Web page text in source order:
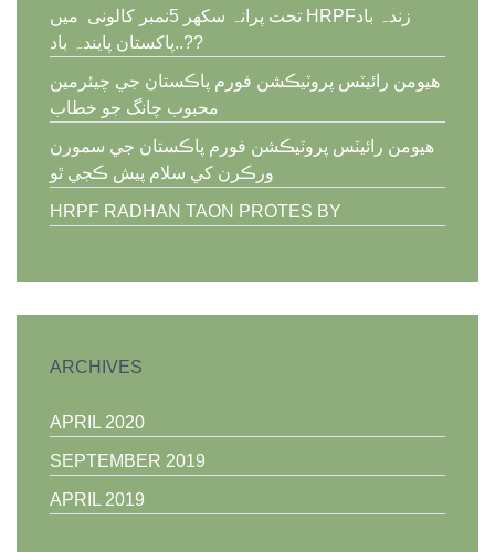
تحت پرانہ سکھر 5نمبر کالونی میں HRPFزندہ باد
..پاکستان پایندہ باد??
ھيومن رائيٽس پروٽيڪشن فورم پاڪستان جي چيئرمين
محبوب چانگ جو خطاب
ھيومن رائيٽس پروٽيڪشن فورم پاڪستان جي سمورن
ورڪرن کي سلام پيش ڪجي ٿو
HRPF RADHAN TAON PROTES BY
ARCHIVES
APRIL 2020
SEPTEMBER 2019
APRIL 2019